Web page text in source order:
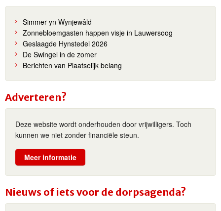
Simmer yn Wynjewâld
Zonnebloemgasten happen visje in Lauwersoog
Geslaagde Hynstedei 2026
De Swingel in de zomer
Berichten van Plaatselijk belang
Adverteren?
Deze website wordt onderhouden door vrijwilligers. Toch
kunnen we niet zonder financiële steun.
Meer informatie
Nieuws of iets voor de dorpsagenda?